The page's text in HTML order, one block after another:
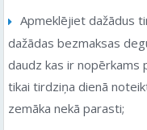
Apmeklējiet dažādus
dažādas bezmaksas
daudz kas ir nopērkams
tikai tirdziņa dienā
zemāka nekā parasti;